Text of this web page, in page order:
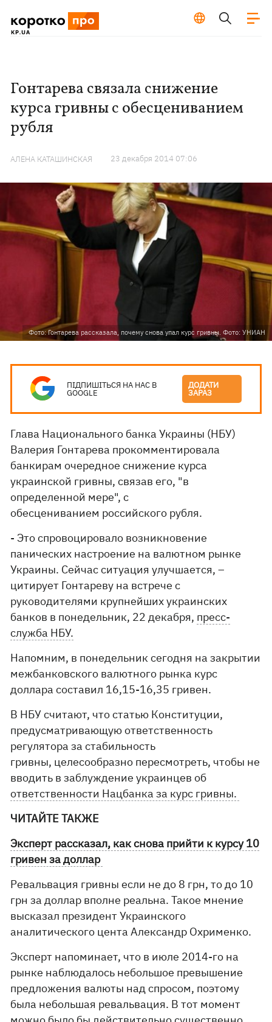
Гонтарева связала снижение
курса гривны с обесцениванием
рубля
АЛЕНА КАТАШИНСКАЯ 23 декабря 2014 07:06
Фото: Гонтарева рассказала, почему снова упал курс гривны. Фото: УНИАН
ПІДПИШІТЬСЯ НА НАС В
GOOGLE
ДОДАТИ
ЗАРАЗ
Глава Национального банка Украины (НБУ)
Валерия Гонтарева прокомментировала
банкирам очередное снижение курса
украинской гривны, связав его, "в
определенной мере", с
обесцениванием российского рубля.
- Это спровоцировало возникновение
панических настроение на валютном рынке
Украины. Сейчас ситуация улучшается, –
цитирует Гонтареву на встрече с
руководителями крупнейших украинских
банков в понедельник, 22 декабря, пресс-
служба НБУ.
Напомним, в понедельник сегодня на закрытии
межбанковского валютного рынка курс
доллара составил 16,15-16,35 гривен.
В НБУ считают, что статью Конституции,
предусматривающую ответственность
регулятора за стабильность
гривны, целесообразно пересмотреть, чтобы не
вводить в заблуждение украинцев об
ответственности Нацбанка за курс гривны.
ЧИТАЙТЕ ТАКЖЕ
Эксперт рассказал, как снова прийти к курсу 10
гривен за доллар
Ревальвация гривны если не до 8 грн, то до 10
грн за доллар вполне реальна. Такое мнение
высказал президент Украинского
аналитического цента Александр Охрименко.
Эксперт напоминает, что в июле 2014-го на
рынке наблюдалось небольшое превышение
предложения валюты над спросом, поэтому
была небольшая ревальвация. В тот момент